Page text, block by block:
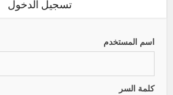
تسجيل الدخول
اسم المستخدم
كلمة السر